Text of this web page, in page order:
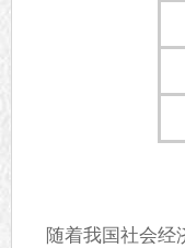
随着我国社会经